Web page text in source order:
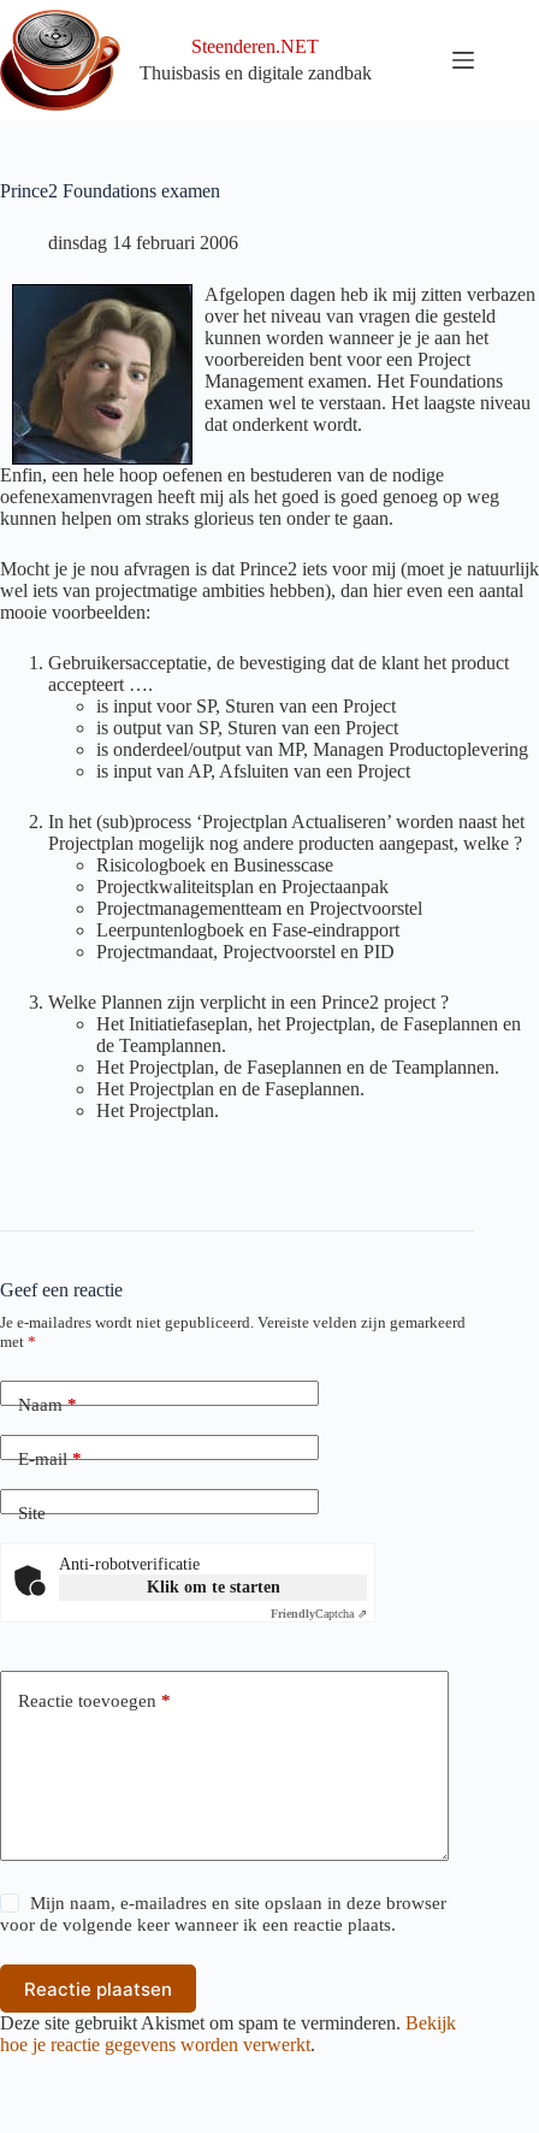
naar
de
inhoud
Steenderen.NET
Thuisbasis en digitale zandbak
Prince2 Foundations examen
dinsdag 14 februari 2006
Afgelopen dagen heb ik mij zitten verbazen
over het niveau van vragen die gesteld
kunnen worden wanneer je je aan het
voorbereiden bent voor een Project
Management examen. Het Foundations
examen wel te verstaan. Het laagste niveau
dat onderkent wordt.
Enfin, een hele hoop oefenen en bestuderen van de nodige
oefenexamenvragen heeft mij als het goed is goed genoeg op weg
kunnen helpen om straks glorieus ten onder te gaan.
Mocht je je nou afvragen is dat Prince2 iets voor mij (moet je natuurlijk
wel iets van projectmatige ambities hebben), dan hier even een aantal
mooie voorbeelden:
Gebruikersacceptatie, de bevestiging dat de klant het product
accepteert ….
is input voor SP, Sturen van een Project
is output van SP, Sturen van een Project
is onderdeel/output van MP, Managen Productoplevering
is input van AP, Afsluiten van een Project
In het (sub)process ‘Projectplan Actualiseren’ worden naast het
Projectplan mogelijk nog andere producten aangepast, welke ?
Risicologboek en Businesscase
Projectkwaliteitsplan en Projectaanpak
Projectmanagementteam en Projectvoorstel
Leerpuntenlogboek en Fase-eindrapport
Projectmandaat, Projectvoorstel en PID
Welke Plannen zijn verplicht in een Prince2 project ?
Het Initiatiefaseplan, het Projectplan, de Faseplannen en
de Teamplannen.
Het Projectplan, de Faseplannen en de Teamplannen.
Het Projectplan en de Faseplannen.
Het Projectplan.
Geef een reactie
Je e-mailadres wordt niet gepubliceerd. Vereiste velden zijn gemarkeerd
met *
Naam*
E-mail*
Site
Anti-robotverificatie
Klik om te starten
FriendlyCaptcha ⇗
Reactie toevoegen *
Mijn naam, e-mailadres en site opslaan in deze browser
voor de volgende keer wanneer ik een reactie plaats.
Reactie plaatsen
Deze site gebruikt Akismet om spam te verminderen. Bekijk
hoe je reactie gegevens worden verwerkt.